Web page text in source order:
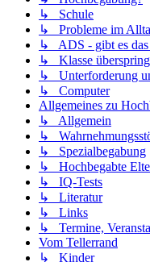
↳ Schule
↳ Probleme im
↳ ADS - gibt es
↳ Klasse
↳ Unterforderung
↳ Computer
Allgemeines zu
↳ Allgemein
↳
↳ Spezialbegabung
↳ Hochbegabte
↳ IQ-Tests
↳ Literatur
↳ Links
↳ Termine,
Vom Tellerrand
↳ Kinder